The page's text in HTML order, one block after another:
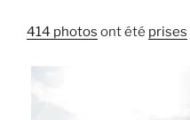
414 photos ont été prises